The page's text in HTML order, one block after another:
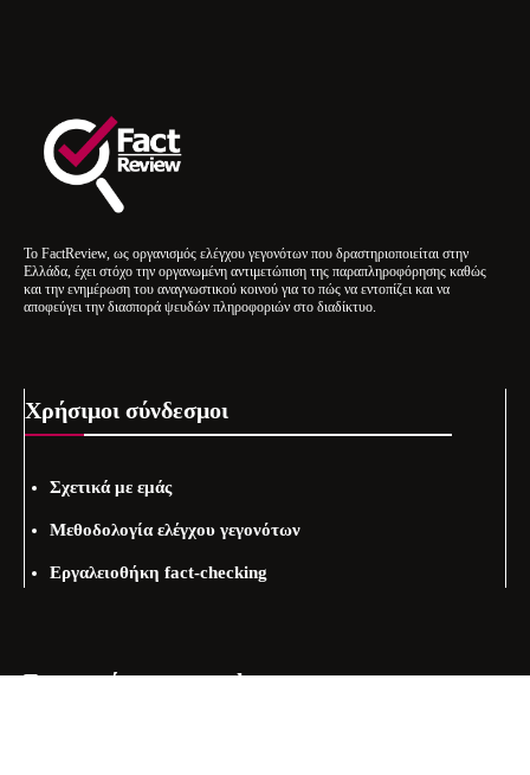
Το FactReview, ως οργανισμός ελέγχου γεγονότων που δραστηριοποιείται στην
Ελλάδα, έχει στόχο την οργανωμένη αντιμετώπιση της παραπληροφόρησης καθώς
και την ενημέρωση του αναγνωστικού κοινού για το πώς να εντοπίζει και να
αποφεύγει την διασπορά ψευδών πληροφοριών στο διαδίκτυο.
Χρήσιμοι σύνδεσμοι
Σχετικά με εμάς
Μεθοδολογία ελέγχου γεγονότων
Εργαλειοθήκη fact-checking
Εγγραφείτε στo newsletter μας